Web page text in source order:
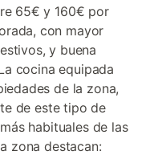
65€ y 160€ por
con mayor
y buena
cocina equipada
de la zona,
de este tipo de
habituales de las
zona destacan: